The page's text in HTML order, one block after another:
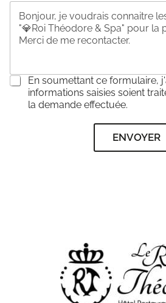
C
En soumettant ce formulaire,
informations saisies soient
la demande effectuée.
ENVOYER